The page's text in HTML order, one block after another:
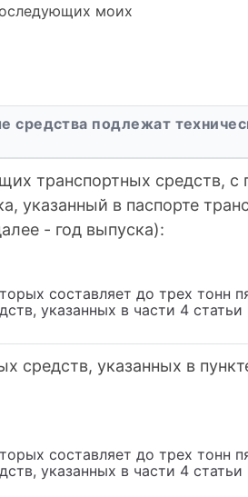
моих
подлежат
транспортных средств, с
указанный в паспорте
- год выпуска):
составляет до трех тонн
указанных в части 4
указанных в
составляет до трех тонн
указанных в части 4